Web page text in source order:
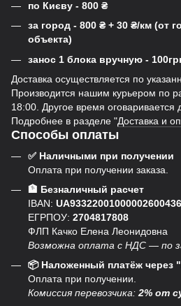
по Києву - 800 ₴
за город - 800 ₴ + 30 ₴/км (от
объекта)
занос 1 блока вручную -
Доставка осуществляется по
Производится нашим курьером по
18:00. Другое время оговаривается
Подробнее в разделе "Доставка и
Способы оплаты
✅ Наличными при получении
Оплата при получении заказа.
🏦 Безналичный расчет
IBAN:
ЕГРПОУ: 2704817808
ФЛП Качко Елена Леонидовна
Возможна оплата с НДС — по
📦 Наложенный платёж через
Оплата при получении.
Комиссия перевозчика:2% от